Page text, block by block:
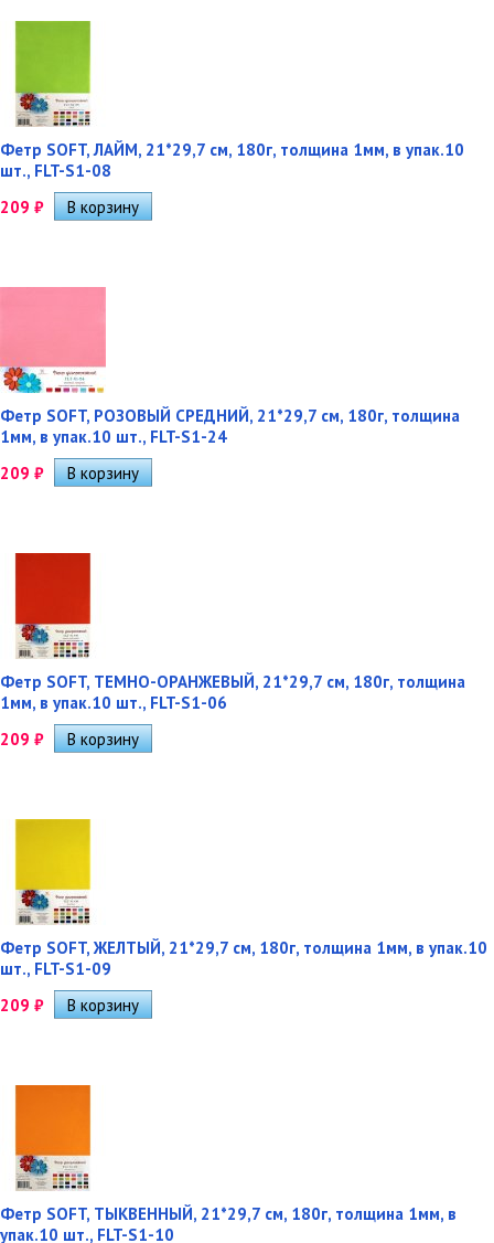
Фетр SOFT, ЛАЙМ, 21*29,7 см, 180г, толщина 1мм, в упак.10
шт., FLT-S1-08
209 ₽
Фетр SOFT, РОЗОВЫЙ СРЕДНИЙ, 21*29,7 см, 180г, толщина
1мм, в упак.10 шт., FLT-S1-24
209 ₽
Фетр SOFT, ТЕМНО-ОРАНЖЕВЫЙ, 21*29,7 см, 180г, толщина
1мм, в упак.10 шт., FLT-S1-06
209 ₽
Фетр SOFT, ЖЕЛТЫЙ, 21*29,7 см, 180г, толщина 1мм, в упак.10
шт., FLT-S1-09
209 ₽
Фетр SOFT, ТЫКВЕННЫЙ, 21*29,7 см, 180г, толщина 1мм, в
упак.10 шт., FLT-S1-10